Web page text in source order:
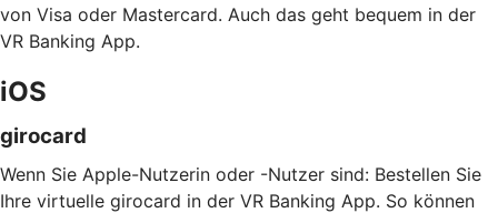
von Visa oder Mastercard. Auch das geht bequem in der
VR Banking App.
iOS
girocard
Wenn Sie Apple-Nutzerin oder -Nutzer sind: Bestellen Sie
Ihre virtuelle girocard in der VR Banking App. So können